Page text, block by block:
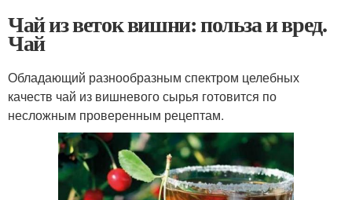
Чай из веток вишни: польза и вред.
Чай
Обладающий разнообразным спектром целебных
качеств чай из вишневого сырья готовится по
несложным проверенным рецептам.